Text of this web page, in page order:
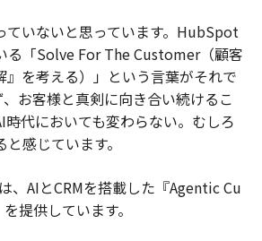
ていないと思っています。HubSpot
る「Solve For The Customer（顧客
』を考える）」という言葉がそれで
お客様と真剣に向き合い続けるこ
代においても変わらない。むしろ
感じています。
、AIとCRMを搭載した『Agentic Cu
提供しています。